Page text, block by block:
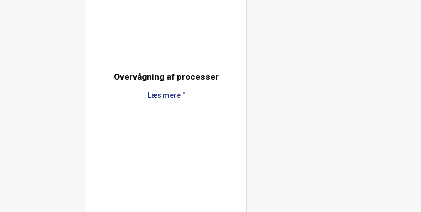
Overvågning af processer
Læs mere "